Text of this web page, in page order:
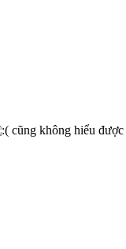
cũng không hiểu